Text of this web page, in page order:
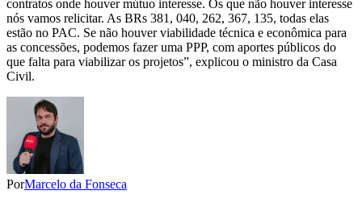
contratos onde houver mútuo interesse. Os que não houver interesse
nós vamos relicitar. As BRs 381, 040, 262, 367, 135, todas elas
estão no PAC. Se não houver viabilidade técnica e econômica para
as concessões, podemos fazer uma PPP, com aportes públicos do
que falta para viabilizar os projetos”, explicou o ministro da Casa
Civil.
PorMarcelo da Fonseca